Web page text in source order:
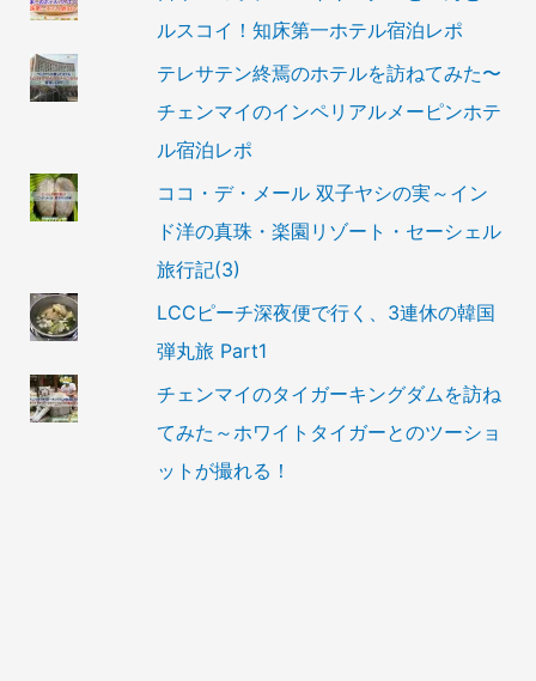
ルスコイ！知床第一ホテル宿泊レポ
テレサテン終焉のホテルを訪ねてみた〜
チェンマイのインペリアルメーピンホテ
ル宿泊レポ
ココ・デ・メール 双子ヤシの実～イン
ド洋の真珠・楽園リゾート・セーシェル
旅行記(3)
LCCピーチ深夜便で行く、3連休の韓国
弾丸旅 Part1
チェンマイのタイガーキングダムを訪ね
てみた～ホワイトタイガーとのツーショ
ットが撮れる！